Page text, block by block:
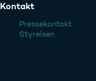
Kontakt
Pressekontakt
Styrelsen